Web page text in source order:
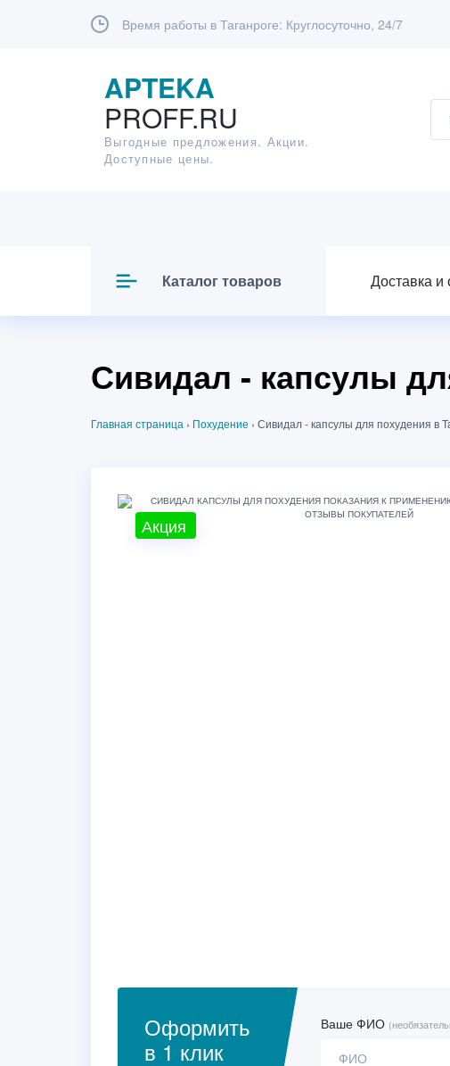
Время работы в Таганроге: Круглосуточно, 24/7
APTEKA
PROFF.RU
Выгодные предложения. Акции.
Доступные цены.
Каталог товаров Доставка и
Сивидал - капсулы
Главная страница › Похудение › Сивидал - капсулы для похудения в
Акция
Оформить
в 1 клик
Ваше ФИО